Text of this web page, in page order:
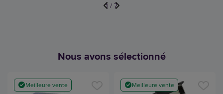
1 / 7
Nous avons sélectionné
Meilleure vente Meilleure vente